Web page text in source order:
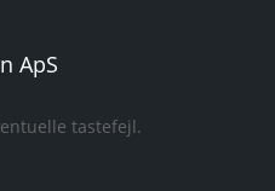
ApS
tastefejl.